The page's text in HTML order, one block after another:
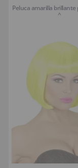
Peluca amarilla
^